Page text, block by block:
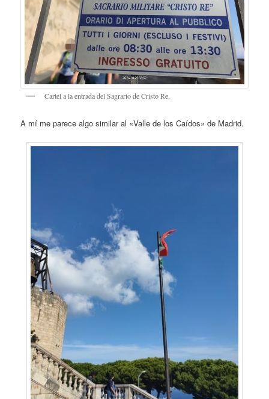
Cartel a la entrada del Sagrario de Cristo Re.
A mí me parece algo similar al «Valle de los Caídos» de Madrid.